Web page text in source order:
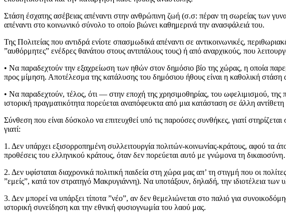
Στάση έσχατης ασέβειας απέναντι στην ανθρώπινη ζωή (σ.σ: πέραν τη σωρείας των
απέναντι στο κοινωνικό σύνολο το οποίο βιώνει καθημερινά την ανασφάλειά του.
Της Πολιτείας που αντιδρά ενίοτε σπασμωδικά απέναντι σε αντικοινωνικές,
”αυθόρμητες” ενέδρες θανάτου στους αντιπάλους τους) ή από αναρχικούς, που
• Να παραδεχτούν την εξαχρείωση των ηθών στον δημόσιο βίο της χώρας, η οποία
προς μίμηση. Αποτέλεσμα της κατάλυσης του δημόσιου ήθους είναι η καθολική
• Να παραδεχτούν, τέλος, ότι — στην εποχή της χρησιμοθηρίας, του ωφελιμισμού,
ιστορική πραγματικότητα πορεύεται αναπόφευκτα από μια κατάσταση σε άλλη
Σύνθεση που είναι δύσκολο να επιτευχθεί υπό τις παρούσες συνθήκες, γιατί
γιατί:
1. Δεν υπάρχει εξισορροπημένη συλλειτουργία πολιτών-κοινωνίας-κράτους, αφού τα
προθέσεις του ελληνικού κράτους, όταν δεν πορεύεται αυτό με γνώμονα τη
2. Δεν υφίσταται διαχρονικά πολιτική παιδεία στη χώρα μας απ’ τη στιγμή που οι
”εμείς”, κατά τον στρατηγό Μακρυγιάννη). Να υποτάξουν, δηλαδή, την ιδιοτέλεια των
3. Δεν μπορεί να υπάρξει τίποτα ”νέο”, αν δεν θεμελιώνεται στο παλιό για
ιστορική συνείδηση και την εθνική φυσιογνωμία του λαού μας.